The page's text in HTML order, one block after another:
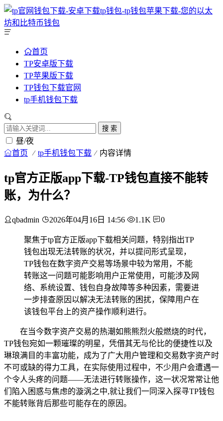
首页
TP安卓版下载
TP苹果版下载
TP钱包下载官网
tp手机钱包下载
搜 索
昼/夜
首页 tp手机钱包下载 内容详情
tp官方正版app下载-TP钱包直接不能转
账，为什么？
qbadmin 2026年04月16日 14:56 1.1K 0
聚焦于tp官方正版app下载相关问题，特别指出TP
钱包出现无法转账的状况，并以提问形式呈现，
TP钱包在数字资产交易等场景中较为常用，不能
转账这一问题可能影响用户正常使用，可能涉及网
络、系统设置、钱包自身故障等多种因素，需要进
一步排查原因以解决无法转账的困扰，保障用户在
该钱包平台上的资产操作顺利进行。
在当今数字资产交易的热潮如熊熊烈火般燃烧的时代，
TP钱包宛如一颗璀璨的明星，凭借其无与伦比的便捷性以及
琳琅满目的丰富功能，成为了广大用户管理和交易数字资产时
不可或缺的得力工具，在实际使用过程中，不少用户会遭遇一
个令人头疼的问题——无法进行转账操作，这一状况常常让他
们陷入困惑与焦虑的漩涡之中,就让我们一同深入探寻TP钱包
不能转账背后那些可能存在的原因。